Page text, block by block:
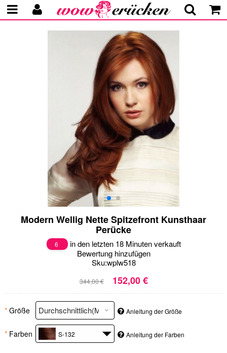
Modern Wellig Nette Spitzefront Kunsthaar
Perücke
6
in den letzten 18 Minuten verkauft
Bewertung hinzufügen
Sku:wplw518
344,00 € 152,00 €
* Größe Anleitung der Größe
* Farben S-132 Anleitung der Farben